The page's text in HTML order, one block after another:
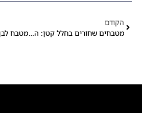
הקודם
מטבחים שחורים בחלל קטן: האם זה אפשרי?